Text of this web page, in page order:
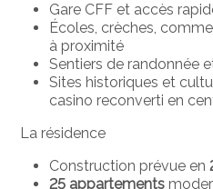
Gare CFF et accès
Écoles, crèches,
à proximité
Sentiers de randonnée
Sites historiques et
casino reconverti en
La résidence
Construction prévue en
25 appartements